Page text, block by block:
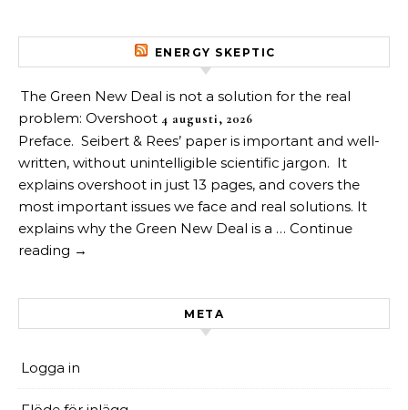
ENERGY SKEPTIC
The Green New Deal is not a solution for the real
problem: Overshoot 4 augusti, 2026
Preface. Seibert & Rees’ paper is important and well-
written, without unintelligible scientific jargon. It
explains overshoot in just 13 pages, and covers the
most important issues we face and real solutions. It
explains why the Green New Deal is a … Continue
reading →
META
Logga in